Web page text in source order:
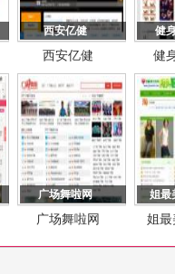
西安亿健
西安亿健
健
健
广场舞啦网
广场舞啦网
姐最
姐最